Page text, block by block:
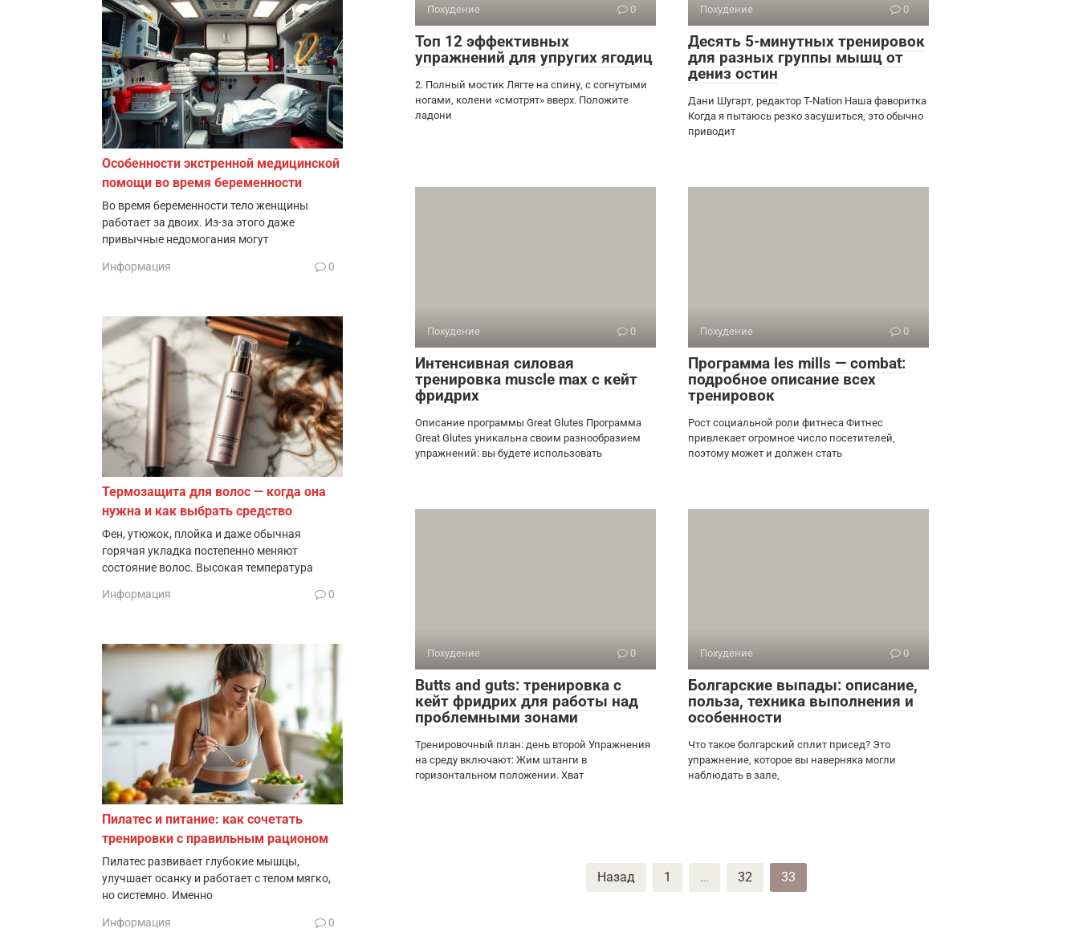
Похудение 0
Топ 12 эффективных
упражнений для упругих ягодиц
2. Полный мостик Лягте на спину, с согнутыми
ногами, колени «смотрят» вверх. Положите
ладони
Похудение 0
Десять 5-минутных тренировок
для разных группы мышц от
дениз остин
Дани Шугарт, редактор T-Nation Наша фаворитка
Когда я пытаюсь резко засушиться, это обычно
приводит
Похудение 0
Интенсивная силовая
тренировка muscle max с кейт
фридрих
Описание программы Great Glutes Программа
Great Glutes уникальна своим разнообразием
упражнений: вы будете использовать
Похудение 0
Программа les mills — combat:
подробное описание всех
тренировок
Рост социальной роли фитнеса Фитнес
привлекает огромное число посетителей,
поэтому может и должен стать
Похудение 0
Butts and guts: тренировка с
кейт фридрих для работы над
проблемными зонами
Тренировочный план: день второй Упражнения
на среду включают: Жим штанги в
горизонтальном положении. Хват
Похудение 0
Болгарские выпады: описание,
польза, техника выполнения и
особенности
Что такое болгарский сплит присед? Это
упражнение, которое вы наверняка могли
наблюдать в зале,
Назад 1 … 32 33
Особенности экстренной медицинской
помощи во время беременности
Во время беременности тело женщины
работает за двоих. Из-за этого даже
привычные недомогания могут
Информация 0
Термозащита для волос — когда она
нужна и как выбрать средство
Фен, утюжок, плойка и даже обычная
горячая укладка постепенно меняют
состояние волос. Высокая температура
Информация 0
Пилатес и питание: как сочетать
тренировки с правильным рационом
Пилатес развивает глубокие мышцы,
улучшает осанку и работает с телом мягко,
но системно. Именно
Информация 0